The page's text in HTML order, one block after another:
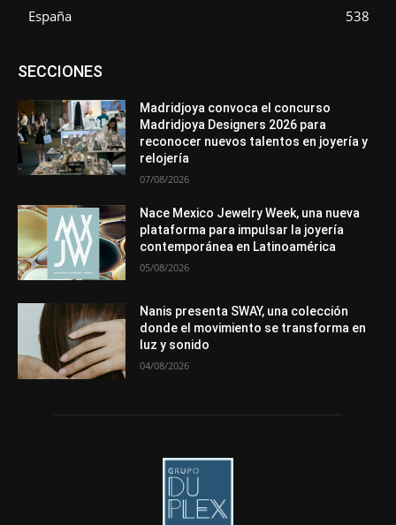
España
538
SECCIONESAsociaciones
Entrevistas
Mundo Técnico
Novedades Opiniones
Perspectiva
Premios
Secciones Sin categoría
Más
Madridjoya convoca el concurso
Madridjoya Designers 2026 para
reconocer nuevos talentos en joyería y
relojería
07/08/2026
Nace Mexico Jewelry Week, una nueva
plataforma para impulsar la joyería
contemporánea en Latinoamérica
05/08/2026
Nanis presenta SWAY, una colección
donde el movimiento se transforma en
luz y sonido
04/08/2026